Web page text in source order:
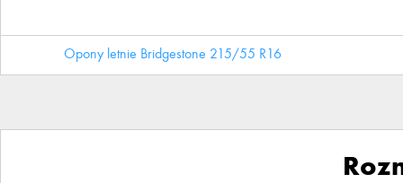
Opony letnie Bridgestone 215/55 R16